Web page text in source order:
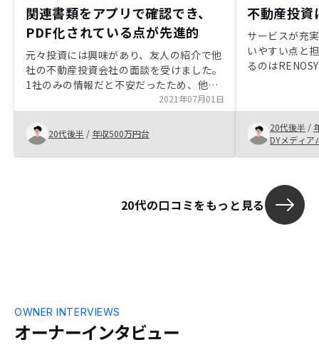
関連書類をアプリで確認でき、
PDF化されている点が先進的
元々投資には興味があり、友人の紹介で他
社の不動産投資会社の面談を受けました。
1社のみの情報だと不安だったため、他社
比較のためRENOSYで面談を受けました。
アプリでの物件管理や関連書類がPDF化さ
れている点、需要のある東京1Rマンショ
ンに特化している点に惹かれ、RENOSYで
物件を購入するに至りました。また、営業
た。不動産投資に対してネガティブなイメ
(RENOSYには空室や家賃滞納、破損とい
ったリスクをカバーするプランがあるので
安心ですが…) 営業担当の方は20代後半
2021年07月01日
20代後半 / 年収500万円台
不動産投資
サービスが充
いやすい点と
るのは
き精神面での
入をローン返
果を大きく得
20代後半 /
DYメディア
20代の口コミをもっと見る
オーナーインタビュー
OWNER INTERVIEWS